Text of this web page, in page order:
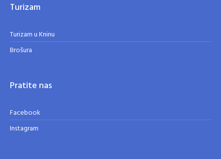
Turizam
Turizam u Kninu
Brošura
Pratite nas
Facebook
Instagram